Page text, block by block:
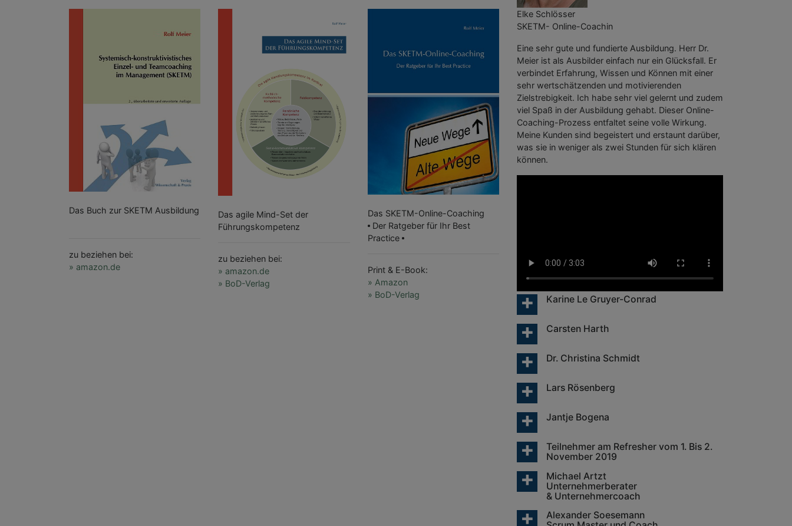
Das Buch zur SKETM Ausbildung
zu beziehen bei:
» amazon.de
Das agile Mind-Set der
Führungskompetenz
zu beziehen bei:
» amazon.de
» BoD-Verlag
Das SKETM-Online-Coaching
Der Ratgeber für Ihr Best
Practice
Print & E-Book:
» Amazon
» BoD-Verlag
Elke Schlösser
SKETM- Online-Coachin
Eine sehr gute und fundierte Ausbildung. Herr Dr.
Meier ist als Ausbilder einfach nur ein Glücksfall. Er
verbindet Erfahrung, Wissen und Können mit einer
sehr wertschätzenden und motivierenden
Zielstrebigkeit. Ich habe sehr viel gelernt und zudem
viel Spaß in der Ausbildung gehabt. Dieser Online-
Coaching-Prozess entfaltet seine volle Wirkung.
Meine Kunden sind begeistert und erstaunt darüber,
was sie in weniger als zwei Stunden für sich klären
können.
Karine Le Gruyer-Conrad
Carsten Harth
Dr. Christina Schmidt
Lars Rösenberg
Jantje Bogena
Teilnehmer am Refresher vom 1. Bis 2.
November 2019
Michael Artzt
Unternehmerberater
& Unternehmercoach
Alexander Soesemann